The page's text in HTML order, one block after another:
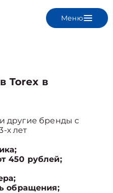
Меню
Torex в
другие бренды с
х лет
450 рублей;
обращения;